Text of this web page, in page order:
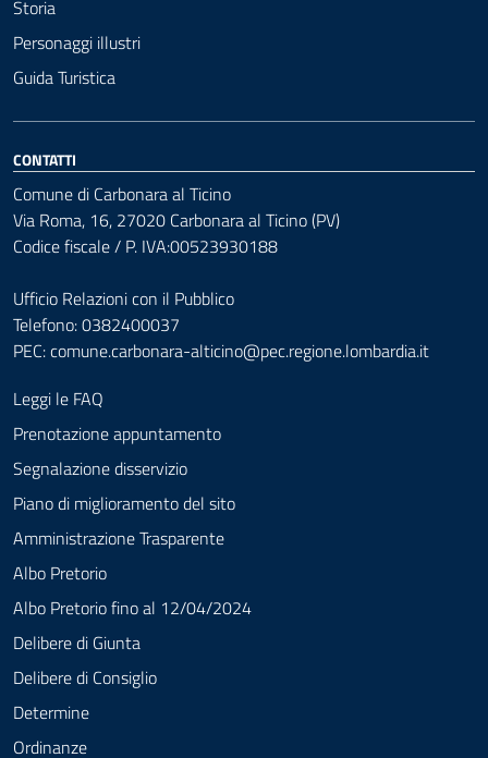
Storia
Personaggi illustri
Guida Turistica
CONTATTI
Comune di Carbonara al Ticino
Via Roma, 16, 27020 Carbonara al Ticino (PV)
Codice fiscale / P. IVA:00523930188
Ufficio Relazioni con il Pubblico
Telefono: 0382400037
PEC:comune.carbonara-alticino@pec.regione.lombardia.it
Leggi le FAQ
Prenotazione appuntamento
Segnalazione disservizio
Piano di miglioramento del sito
Amministrazione Trasparente
Albo Pretorio
Albo Pretorio fino al 12/04/2024
Delibere di Giunta
Delibere di Consiglio
Determine
Ordinanze